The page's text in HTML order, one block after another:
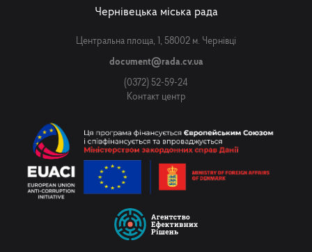
Чернівецька міська рада
Центральна площа, 1, 58002 м. Чернівці
document@rada.cv.ua
(0372) 52-59-24
Контакт центр